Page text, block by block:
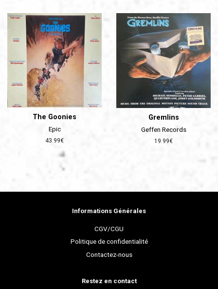
The Goonies
Epic
Prix
régulier
43.99€
Gremlins
Geffen Records
Prix
19.99€
Informations Générales
CGV/CGU
Politique de confidentialité
Contactez-nous
Restez en contact